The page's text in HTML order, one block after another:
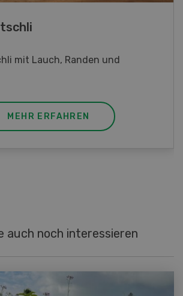
mit Poulet
MEHR ERFAHREN
auch noch interessieren